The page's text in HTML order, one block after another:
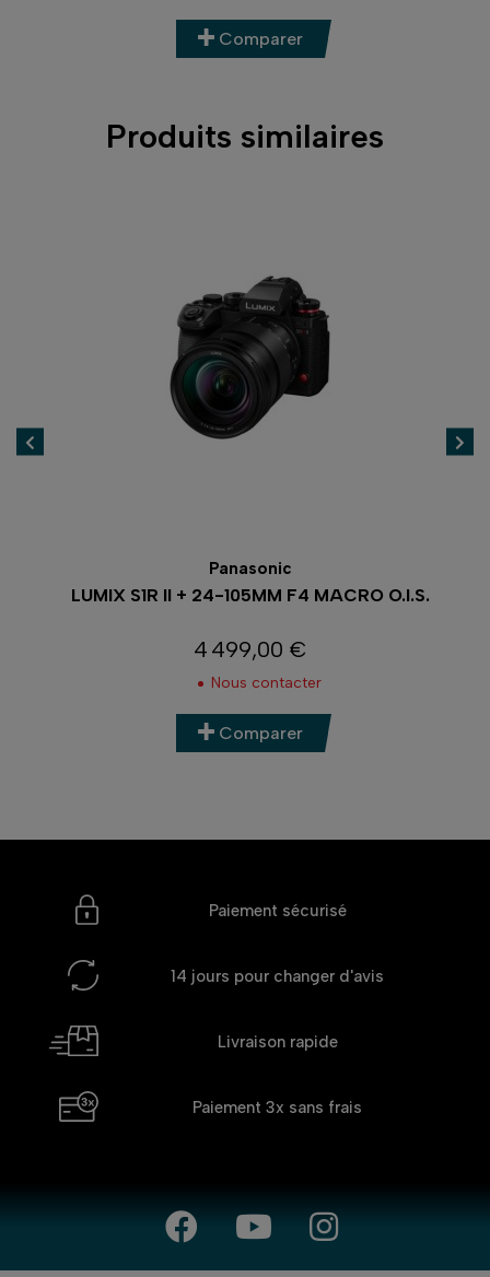
Comparer
Produits similaires
Panasonic
LUMIX S1R II + 24-105MM F4 MACRO O.I.S.
Prix
4 499,00 €
Nous contacter
Comparer
Paiement sécurisé
14 jours pour changer d'avis
Livraison rapide
Paiement 3x sans frais